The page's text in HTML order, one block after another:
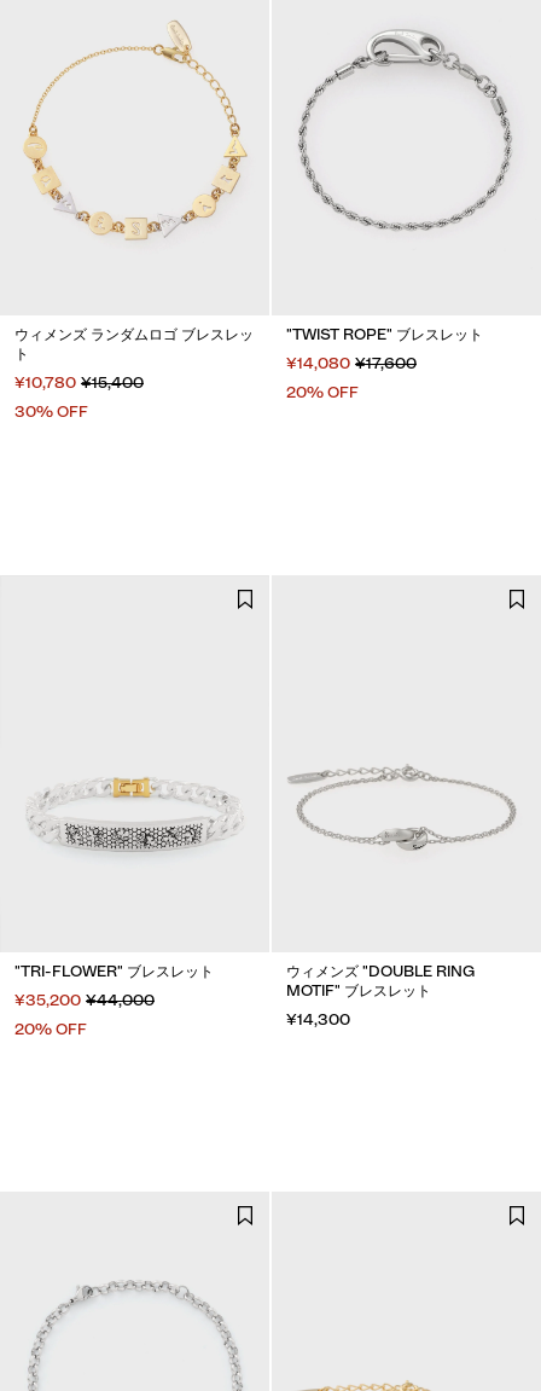
ウィメンズ ランダムロゴ ブレスレッ
ト
¥10,780 ¥15,400
30% OFF
"TWIST ROPE" ブレスレット
¥14,080 ¥17,600
20% OFF
"TRI-FLOWER" ブレスレット
¥35,200 ¥44,000
20% OFF
ウィメンズ "DOUBLE RING
MOTIF" ブレスレット
¥14,300